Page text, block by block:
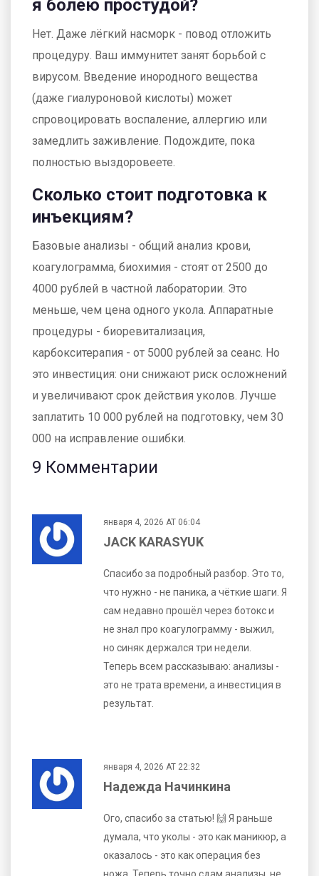
я болею простудой?
Нет. Даже лёгкий насморк - повод отложить
процедуру. Ваш иммунитет занят борьбой с
вирусом. Введение инородного вещества
(даже гиалуроновой кислоты) может
спровоцировать воспаление, аллергию или
замедлить заживление. Подождите, пока
полностью выздоровеете.
Сколько стоит подготовка к
инъекциям?
Базовые анализы - общий анализ крови,
коагулограмма, биохимия - стоят от 2500 до
4000 рублей в частной лаборатории. Это
меньше, чем цена одного укола. Аппаратные
процедуры - биоревитализация,
карбокситерапия - от 5000 рублей за сеанс. Но
это инвестиция: они снижают риск осложнений
и увеличивают срок действия уколов. Лучше
заплатить 10 000 рублей на подготовку, чем 30
000 на исправление ошибки.
9 Комментарии
января 4, 2026 AT 06:04
JACK KARASYUK
Спасибо за подробный разбор. Это то,
что нужно - не паника, а чёткие шаги. Я
сам недавно прошёл через ботокс и
не знал про коагулограмму - выжил,
но синяк держался три недели.
Теперь всем рассказываю: анализы -
это не трата времени, а инвестиция в
результат.
января 4, 2026 AT 22:32
Надежда Начинкина
Ого, спасибо за статью! 🙌 Я раньше
думала, что уколы - это как маникюр, а
оказалось - это как операция без
ножа. Теперь точно сдам анализы, не